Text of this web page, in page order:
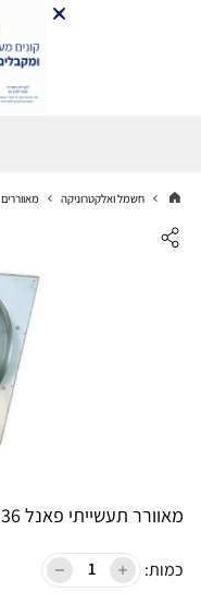
חשמל ואלקטרוניקה מאווררים
מאוורר תעשייתי פאנל 36 אינץ' תלת פאזי
כמות: